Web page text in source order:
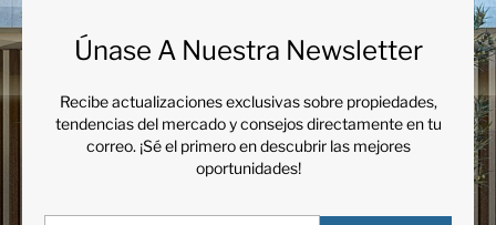
Únase A Nuestra Newsletter
Recibe actualizaciones exclusivas sobre propiedades,
tendencias del mercado y consejos directamente en tu
correo. ¡Sé el primero en descubrir las mejores
oportunidades!